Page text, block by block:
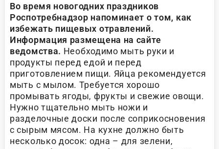
Во время новогодних праздников
Роспотребнадзор напоминает о том, как
избежать пищевых отравлений.
Информация размещена на сайте
ведомства. Необходимо мыть руки и
продукты перед едой и перед
приготовлением пищи. Яйца рекомендуется
мыть с мылом. Требуется хорошо
промывать ягоды, фрукты и свежие овощи.
Нужно тщательно мыть ножи и
разделочные доски после соприкосновения
с сырым мясом. На кухне должно быть
несколько досок: одна – для зелени,